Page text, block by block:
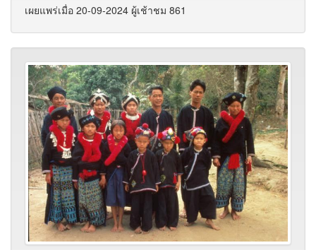
เผยแพร่เมื่อ 20-09-2024 ผู้เช้าชม 861